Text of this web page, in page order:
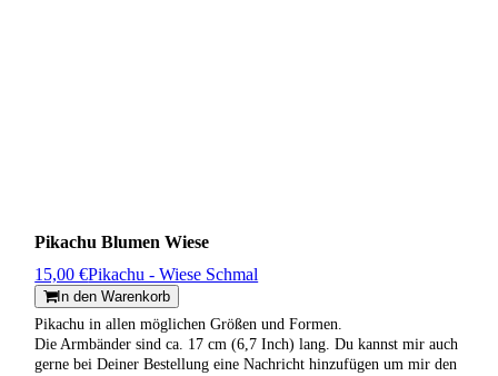
Pikachu Blumen Wiese
15,00 €Pikachu - Wiese Schmal
In den Warenkorb
Pikachu in allen möglichen Größen und Formen.
Die Armbänder sind ca. 17 cm (6,7 Inch) lang. Du kannst mir auch
gerne bei Deiner Bestellung eine Nachricht hinzufügen um mir den